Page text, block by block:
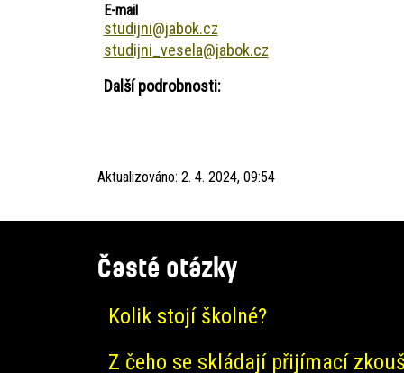
E-mail
studijni@jabok.cz
studijni_vesela@jabok.cz
Další podrobnosti:
Aktualizováno: 2. 4. 2024, 09:54
Časté otázky
Kolik stojí školné?
Z čeho se skládají přijímací